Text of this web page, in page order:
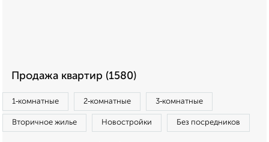
Продажа квартир (1580)
1‑комнатные 2‑комнатные 3‑комнатные
Вторичное жилье Новостройки Без посредников